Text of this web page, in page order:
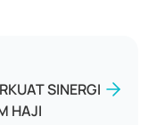
SINERGI
HAJI